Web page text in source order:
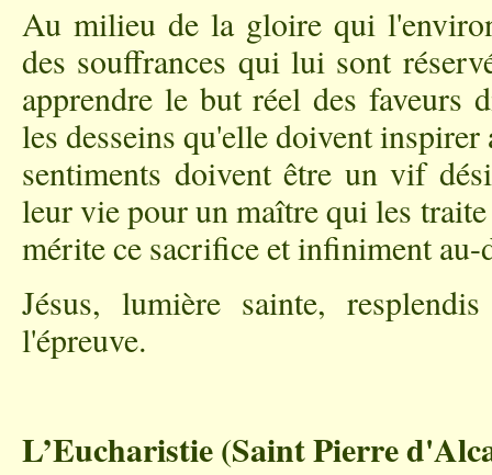
Au milieu de la gloire qui
des souffrances qui lui sont
apprendre le but réel des faveurs
les desseins qu'elle doivent
sentiments doivent être un vif
leur vie pour un maître qui les
mérite ce sacrifice et infiniment au-
Jésus, lumière sainte,
l'épreuve.
L’Eucharistie (Saint Pierre